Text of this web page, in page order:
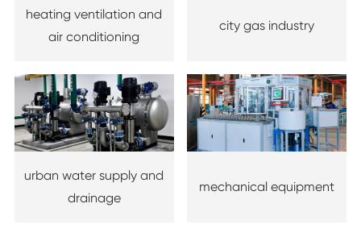
heating ventilation and
air conditioning
city gas industry
urban water supply and
drainage
mechanical equipment